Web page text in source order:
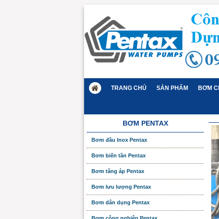
TRANG CHỦ SẢN PHẨM BƠM
BƠM PENTAX
Bơm đầu Inox Pentax
Bơm biến tần Pentax
Bơm tăng áp Pentax
Bơm lưu lượng Pentax
Bơm dân dụng Pentax